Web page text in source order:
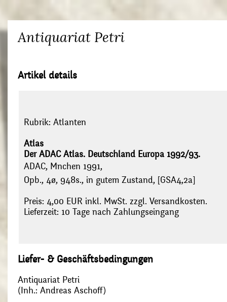
Antiquariat Petri
Artikel details
Rubrik: Atlanten
Atlas
Der ADAC Atlas. Deutschland Europa 1992/93.
ADAC, Mnchen 1991,
Opb., 4ø, 948s., in gutem Zustand, [GSA4,2a]
Preis: 4,00 EUR inkl. MwSt. zzgl. Versandkosten.
Lieferzeit: 10 Tage nach Zahlungseingang
Liefer- & Geschäftsbedingungen
Antiquariat Petri
(Inh.: Andreas Aschoff)